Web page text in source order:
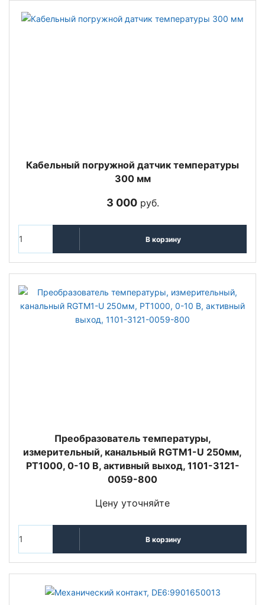
Кабельный погружной датчик температуры
300 мм
3 000руб.
В корзину
Преобразователь температуры,
измерительный, канальный RGTM1-U 250мм,
PT1000, 0-10 В, активный выход, 1101-3121-
0059-800
Цену уточняйте
В корзину